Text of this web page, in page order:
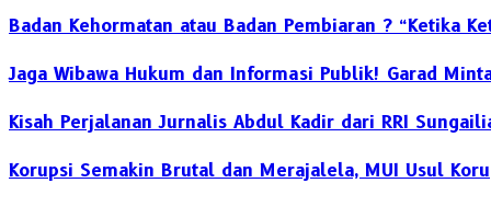
Badan Kehormatan atau Badan Pembiaran ? “Ketika
Jaga Wibawa Hukum dan Informasi Publik! Garad
Kisah Perjalanan Jurnalis Abdul Kadir dari RRI
Korupsi Semakin Brutal dan Merajalela, MUI Usul